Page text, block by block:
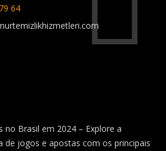
64
no Brasil em 2024 – Explore a
de jogos e apostas com os principais